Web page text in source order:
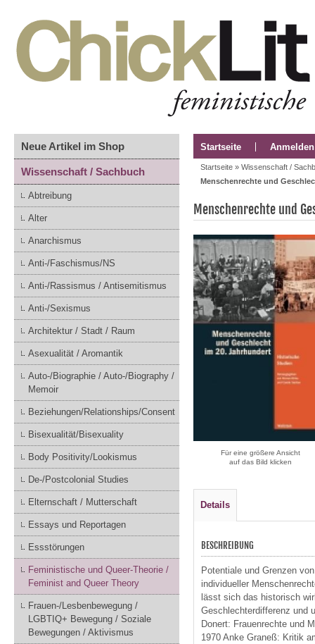
Neue Artikel im Shop
Wissenschaft / Sachbuch
Abtreibung
Alter
Anarchismus
Anti-/Faschismus/NS
Anti-/Rassismus / Antisemitismus
Anti-/Sexismus
Architektur / Stadt / Raum
Asexualität / Aromantik
Auto-/Biographie / Auto-/Biography /
Memoir
Beziehungen/Relationships/Consent
Bisexualität/Bisexuality
Body Positivity/Lookismus
De-/Postcolonial Studies
Elternschaft / Mutterschaft
Essays und Reportagen
Essstörungen
Feministische und Queer-Theorie /
Feminist and Queer Theory
Frauen-/Lesbenbewegung /
LGBTIQ+ Bewegung / Soziale
Bewegungen / Aktivismus
Startseite Anmelden
Startseite » Wissenschaft /
Menschenrechte und
Menschenrechte und
Für eine größere Ansicht
auf das Bild klicken
Details
BESCHREIBUNG
Potentiale und Grenzen
individueller
lässt sich das historisch
Geschlechterdifferenz und
Donert: Frauenrechte und
1970 Anke Graneß: Kritik